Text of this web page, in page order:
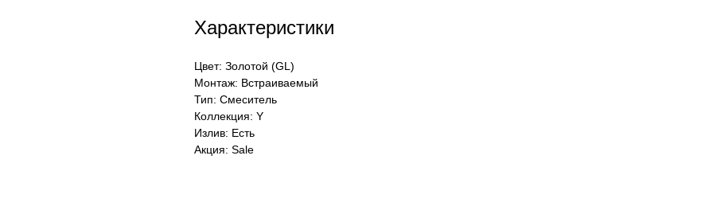
Характеристики
Цвет: Золотой (GL)
Монтаж: Встраиваемый
Тип: Смеситель
Коллекция: Y
Излив: Есть
Акция: Sale